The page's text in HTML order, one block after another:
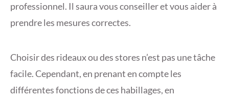
professionnel. Il saura vous conseiller et vous aider à
prendre les mesures correctes.
Choisir des rideaux ou des stores n’est pas une tâche
facile. Cependant, en prenant en compte les
différentes fonctions de ces habillages, en